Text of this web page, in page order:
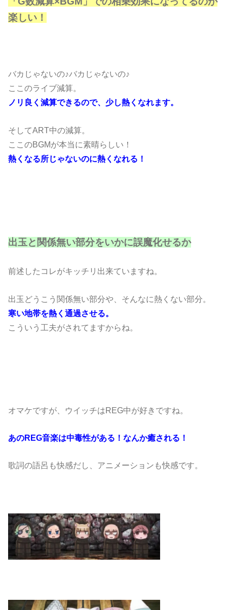
楽しい！
バカじゃないの♪バカじゃないの♪
ここのライブ減算。
ノリ良く減算できるので、少し熱くなれます。
そしてART中の減算。
ここのBGMが本当に素晴らしい！
熱くなる所じゃないのに熱くなれる！
出玉と関係無い部分をいかに誤魔化せるか
前述したコレがキッチリ出来ていますね。
出玉どうこう関係無い部分や、そんなに熱くない部分。
寒い地帯を熱く通過させる。
こういう工夫がされてますからね。
オマケですが、ウイッチはREG中が好きですね。
あのREG音楽は中毒性がある！なんか癒される！
歌詞の語呂も快感だし、アニメーションも快感です。